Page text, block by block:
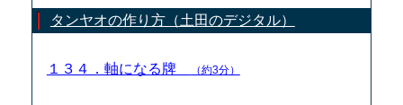
タンヤオの作り方（土田のデジタル）
１３４．軸になる牌 （約3分）